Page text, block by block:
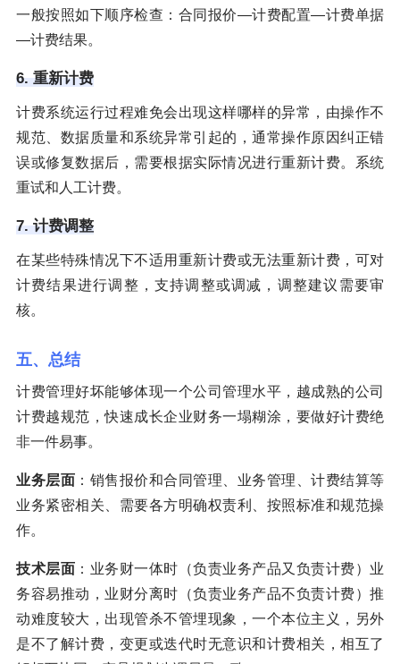
一般按照如下顺序检查：合同报价—计费配置—计费单据
—计费结果。
6. 重新计费
计费系统运行过程难免会出现这样哪样的异常，由操作不
规范、数据质量和系统异常引起的，通常操作原因纠正错
误或修复数据后，需要根据实际情况进行重新计费。系统
重试和人工计费。
7. 计费调整
在某些特殊情况下不适用重新计费或无法重新计费，可对
计费结果进行调整，支持调整或调减，调整建议需要审
核。
五、总结
计费管理好坏能够体现一个公司管理水平，越成熟的公司
计费越规范，快速成长企业财务一塌糊涂，要做好计费绝
非一件易事。
业务层面 ：销售报价和合同管理、业务管理、计费结算等
业务紧密相关、需要各方明确权责利、按照标准和规范操
作。
技术层面 ：业务财一体时（负责业务产品又负责计费）业
务容易推动，业财分离时（负责业务产品不负责计费）推
动难度较大，出现管杀不管埋现象，一个本位主义，另外
是不了解计费，变更或迭代时无意识和计费相关，相互了